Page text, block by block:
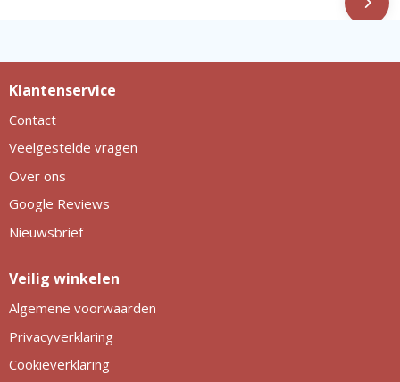
Klantenservice
Contact
Veelgestelde vragen
Over ons
Google Reviews
Nieuwsbrief
Veilig winkelen
Algemene voorwaarden
Privacyverklaring
Cookieverklaring